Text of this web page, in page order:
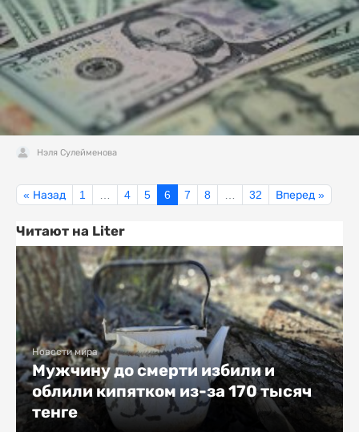
Нэля Сулейменова
« Назад 1 4 5 6 7 8 32 Вперед »
Читают на Liter
Новости мира
Мужчину до смерти избили и
облили кипятком из-за 170 тысяч
тенге